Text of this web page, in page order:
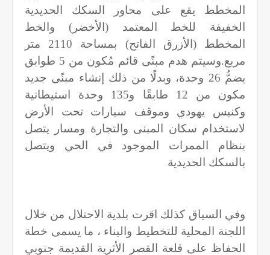
المخطط يقع على محاور السكك الحديدية
الخفيفة للخط المعتمد (الأخضر) والخط
المخطط (الأزرق الفاتح) بمساحة 2110 متر
مربع.وسيتم هدم مبنًى قائم مُكون من 5 طوابق
يضمُّ 26 وحدة، وبدلًا من ذلك إنشاء مبنًى جديد
مكون من 12 طابقًا و135 وحدة استيطانية
وكنيس يهودي وموقف سيارات تحت الأرض
لاستخدام سكان المبنى والتجارة ومسار يتصل
بنظام الممرات الموجود في الحي ويتصل
بالسكك الحديدية
وفي السياق كذلك اقرت بلدية الاحتلال من خلال
اللجنة المحلية للتخطيط والبناء ، ما يسمى خطة
الحفاظ على قلعة القصر الأثرية القديمة جنوبي